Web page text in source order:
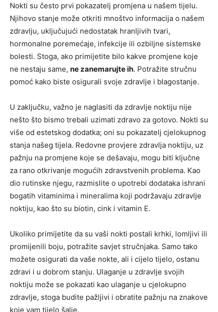
Nokti su često prvi pokazatelj promjena u našem tijelu.
Njihovo stanje može otkriti mnoštvo informacija o našem
zdravlju, uključujući nedostatak hranljivih tvari,
hormonalne poremećaje, infekcije ili ozbiljne sistemske
bolesti. Stoga, ako primijetite bilo kakve promjene koje
ne nestaju same, ne zanemarujte ih. Potražite stručnu
pomoć kako biste osigurali svoje zdravlje i blagostanje.
U zaključku, važno je naglasiti da zdravlje noktiju nije
nešto što bismo trebali uzimati zdravo za gotovo. Nokti su
više od estetskog dodatka; oni su pokazatelj cjelokupnog
stanja našeg tijela. Redovne provjere zdravlja noktiju, uz
pažnju na promjene koje se dešavaju, mogu biti ključne
za rano otkrivanje mogućih zdravstvenih problema. Kao
dio rutinske njegu, razmislite o upotrebi dodataka ishrani
bogatih vitaminima i mineralima koji podržavaju zdravlje
noktiju, kao što su biotin, cink i vitamin E.
Ukoliko primijetite da su vaši nokti postali krhki, lomljivi ili
promijenili boju, potražite savjet stručnjaka. Samo tako
možete osigurati da vaše nokte, ali i cijelo tijelo, ostanu
zdravi i u dobrom stanju. Ulaganje u zdravlje svojih
noktiju može se pokazati kao ulaganje u cjelokupno
zdravlje, stoga budite pažljivi i obratite pažnju na znakove
koje vam tijelo šalje.